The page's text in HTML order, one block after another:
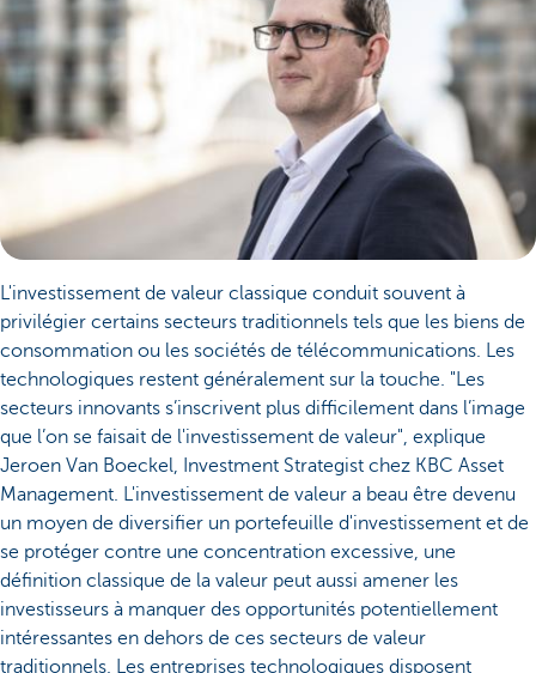
L'investissement de valeur classique conduit souvent à
privilégier certains secteurs traditionnels tels que les biens de
consommation ou les sociétés de télécommunications. Les
technologiques restent généralement sur la touche. "Les
secteurs innovants s’inscrivent plus difficilement dans l’image
que l’on se faisait de l'investissement de valeur", explique
Jeroen Van Boeckel, Investment Strategist chez KBC Asset
Management. L'investissement de valeur a beau être devenu
un moyen de diversifier un portefeuille d'investissement et de
se protéger contre une concentration excessive, une
définition classique de la valeur peut aussi amener les
investisseurs à manquer des opportunités potentiellement
intéressantes en dehors de ces secteurs de valeur
traditionnels. Les entreprises technologiques disposent